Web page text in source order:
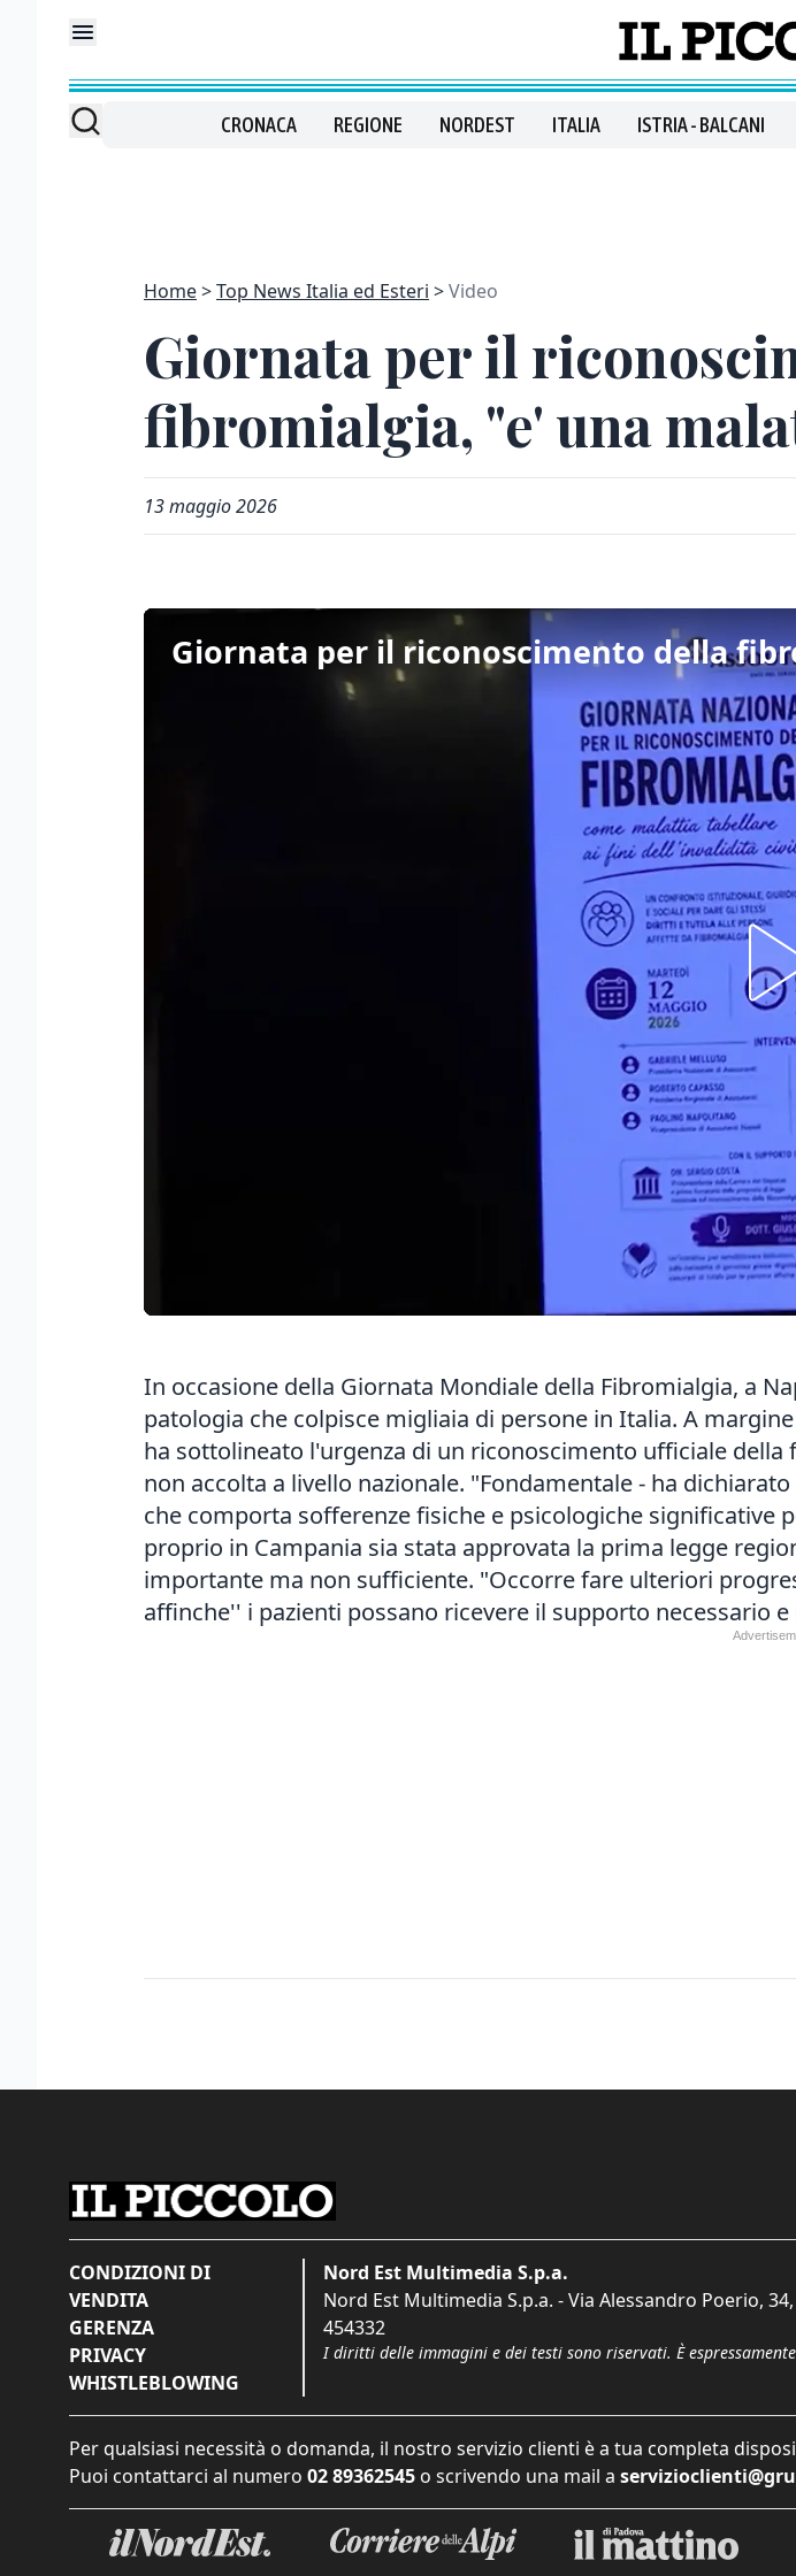
CRONACA REGIONE NORDEST ITALIA ISTRIA - BALCANI
Home Top News Italia ed Esteri Video
Giornata per il
fibromialgia, "e' una
13 maggio 2026
In occasione della Giornata Mondiale della Fibromialgia, a
patologia che colpisce migliaia di persone in Italia. A
ha sottolineato l'urgenza di un riconoscimento ufficiale
non accolta a livello nazionale. "Fondamentale - ha
che comporta sofferenze fisiche e psicologiche
proprio in Campania sia stata approvata la prima legge
importante ma non sufficiente. "Occorre fare ulteriori
affinche'' i pazienti possano ricevere il supporto necessario
CONDIZIONI DI
VENDITA
GERENZA
PRIVACY
WHISTLEBLOWING
Nord Est Multimedia S.p.a.
Nord Est Multimedia S.p.a. - Via Alessandro Poerio, 34,
454332
I diritti delle immagini e dei testi sono riservati. È
Per qualsiasi necessità o domanda, il nostro servizio clienti è a tua completa
Puoi contattarci al numero 02 89362545 o scrivendo una mail a